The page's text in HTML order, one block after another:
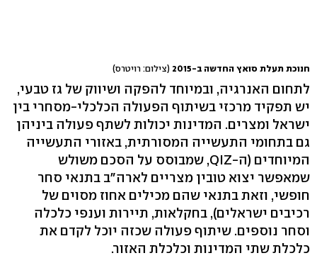
חנוכת תעלת סואץ החדשה ב-2015 (צילום: רויטרס)
לתחום האנרגיה, ובמיוחד להפקה ושיווק של גז טבעי,
יש תפקיד מרכזי בשיתוף הפעולה הכלכלי-מסחרי בין
ישראל ומצרים. המדינות יכולות לשתף פעולה ביניהן
גם בתחומי התעשייה המסורתית, באזורי התעשייה
המיוחדים (ה-QIZ, שמבוסס על הסכם משולש
שמאפשר יצוא טובין מצריים לארה"ב בתנאי סחר
חופשי, וזאת בתנאי שהם מכילים אחוז מסוים של
רכיבים ישראלים), בחקלאות, תיירות וענפי כלכלה
וסחר נוספים. שיתוף פעולה שכזה יוכל לקדם את
כלכלת שתי המדינות וכלכלת האזור.